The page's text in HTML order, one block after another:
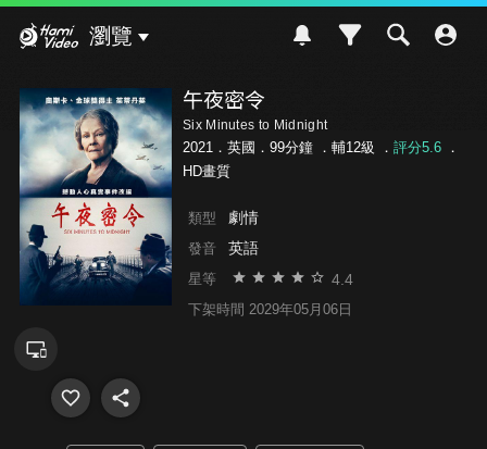
瀏覽
午夜密令
Six Minutes to Midnight
2021．英國．99分鐘 ． 輔12級 ． 評分5.6．
HD畫質
類型 劇情
發音 英語
星等 4.4
下架時間 2029年05月06日